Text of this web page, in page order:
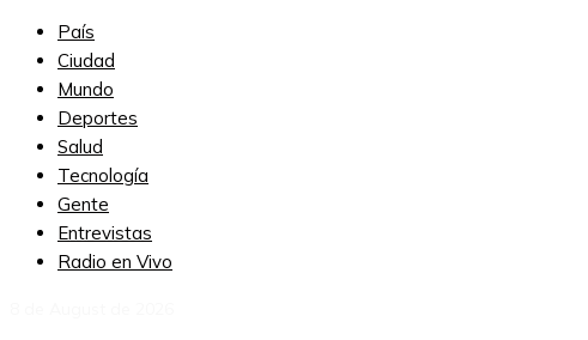
País
Ciudad
Mundo
Deportes
Salud
Tecnología
Gente
Entrevistas
Radio en Vivo